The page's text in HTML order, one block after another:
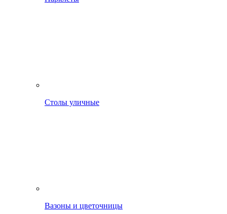
Столы уличные
Вазоны и цветочницы